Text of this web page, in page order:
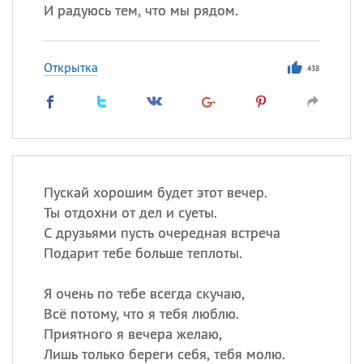
И радуюсь тем, что мы рядом.
Открытка 438
Пускай хорошим будет этот вечер.
Ты отдохни от дел и суеты.
С друзьями пусть очередная встреча
Подарит тебе больше теплоты.
Я очень по тебе всегда скучаю,
Всё потому, что я тебя люблю.
Приятного я вечера желаю,
Лишь только береги себя, тебя молю.